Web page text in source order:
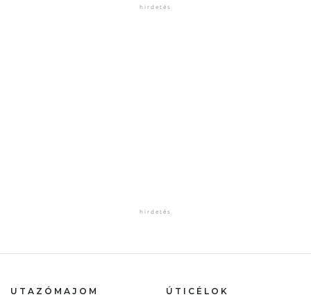
UTAZÓMAJOM ÚTICÉLOK